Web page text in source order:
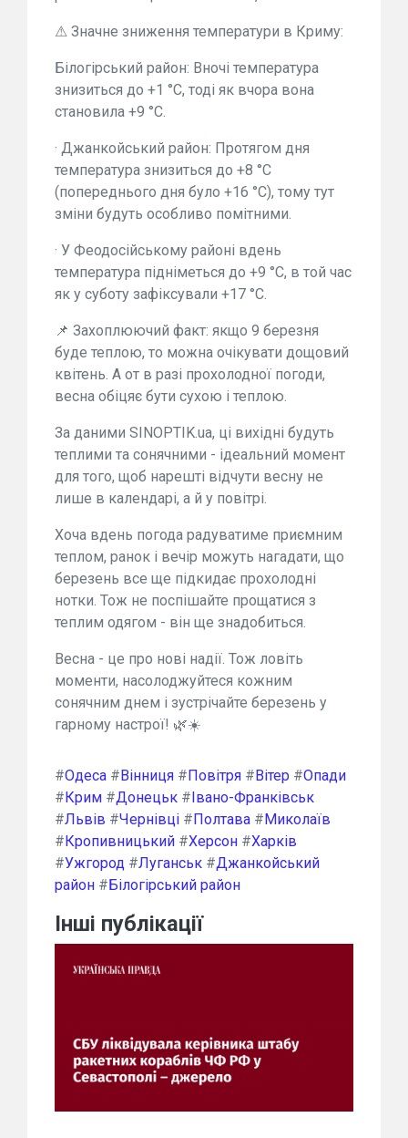
⚠ Значне зниження температури в Криму:
Білогірський район: Вночі температура
знизиться до +1 °C, тоді як вчора вона
становила +9 °C.
· Джанкойський район: Протягом дня
температура знизиться до +8 °C
(попереднього дня було +16 °C), тому тут
зміни будуть особливо помітними.
· У Феодосійському районі вдень
температура підніметься до +9 °C, в той час
як у суботу зафіксували +17 °C.
📌 Захоплюючий факт: якщо 9 березня
буде теплою, то можна очікувати дощовий
квітень. А от в разі прохолодної погоди,
весна обіцяє бути сухою і теплою.
За даними SINOPTIK.ua, ці вихідні будуть
теплими та сонячними - ідеальний момент
для того, щоб нарешті відчути весну не
лише в календарі, а й у повітрі.
Хоча вдень погода радуватиме приємним
теплом, ранок і вечір можуть нагадати, що
березень все ще підкидає прохолодні
нотки. Тож не поспішайте прощатися з
теплим одягом - він ще знадобиться.
Весна - це про нові надії. Тож ловіть
моменти, насолоджуйтеся кожним
сонячним днем і зустрічайте березень у
гарному настрої! 🌿☀️
#Одеса #Вінниця #Повітря #Вітер #Опади
#Крим #Донецьк #Івано-Франківськ
#Львів #Чернівці #Полтава #Миколаїв
#Кропивницький #Херсон #Харків
#Ужгород #Луганськ #Джанкойський
район #Білогірський район
Інші публікації